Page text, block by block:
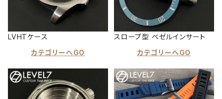
LVHTケース
カテゴリーへGO
スロープ型 ベゼルインサート
カテゴリーへGO